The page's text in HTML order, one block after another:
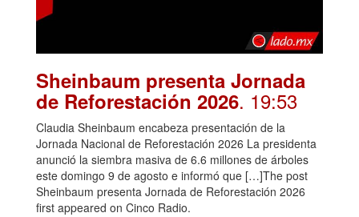
Sheinbaum presenta Jornada
de Reforestación 2026. 19:53
Claudia Sheinbaum encabeza presentación de la
Jornada Nacional de Reforestación 2026 La presidenta
anunció la siembra masiva de 6.6 millones de árboles
este domingo 9 de agosto e informó que […]The post
Sheinbaum presenta Jornada de Reforestación 2026
first appeared on Cinco Radio.